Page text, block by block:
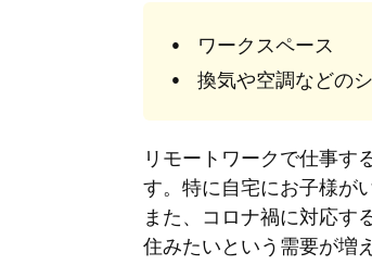
ワークスペース
換気や空調などの
リモートワークで仕事す
す。特に自宅にお子様が
また、コロナ禍に対応す
住みたいという需要が増